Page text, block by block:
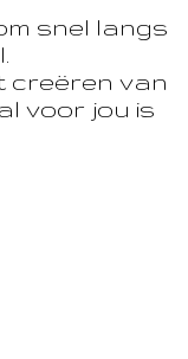
snel langs
creëren van
voor jou is